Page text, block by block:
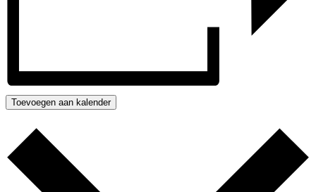
Toevoegen aan kalender